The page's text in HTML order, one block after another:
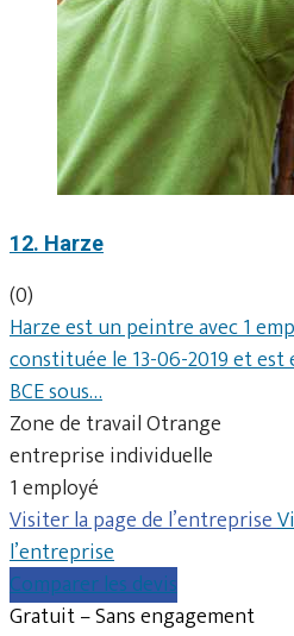
12. Harze
(0)
Harze est un peintre avec 1
constituée le 13-06-2019 et
BCE sous…
Zone de travail Otrange
entreprise individuelle
1 employé
Visiter la page de l’entreprise
l’entreprise
Comparer les devis
Gratuit – Sans engagement